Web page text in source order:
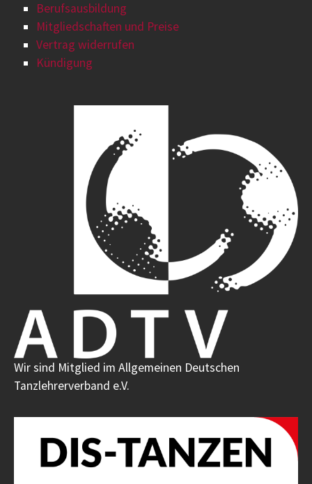
Berufsausbildung
Mitgliedschaften und Preise
Vertrag widerrufen
Kündigung
Wir sind Mitglied im Allgemeinen Deutschen
Tanzlehrerverband e.V.